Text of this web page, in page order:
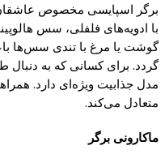
برگر اسپایسی مخصوص
با ادویه‌های فلفلی، سس
گوشت یا مرغ با تندی سس‌ها
گردد. برایکسانی که به دنبال
مدل جذابیت ویژه‌ای دارد.
متعادل می‌کند.
ماکارونی برگر